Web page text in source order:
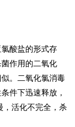
酸盐的形式存
作用的二氧化
。二氧化氯消毒
件下迅速释放，
，活化不完全，杀